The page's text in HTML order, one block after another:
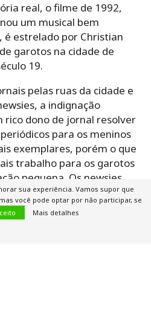
real, o filme de 1992,
um musical bem
é estrelado por Christian
garotos na cidade de
19.
pelas ruas da cidade e
a indignação
rico dono de jornal resolver
para os meninos
exemplares, porém o que
trabalho para os garotos
pequena. Os newsies
que entrou para a
sua experiência. Vamos supor que
você pode optar por não participar, se
Mais detalhes